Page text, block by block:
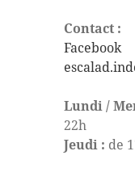
Contact :
Facebook
Lundi /
22h
Jeudi : de